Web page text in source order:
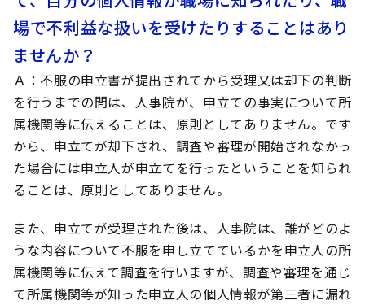
場で不利益な扱いを受けたりすることはあり
ませんか？
Ａ ：不服の申立書が提出されてから受理又は却下の判断
を行うまでの間は、人事院が、申立ての事実について所
属機関等に伝えることは、原則としてありません。です
から、申立てが却下され、調査や審理が開始されなかっ
た場合には申立人が申立てを行ったということを知られ
ることは、原則としてありません。
また、申立てが受理された後は、人事院は、誰がどのよ
うな内容について不服を申し立てているかを申立人の所
属機関等に伝えて調査を行いますが、調査や審理を通じ
て所属機関等が知った申立人の個人情報が第三者に漏れ